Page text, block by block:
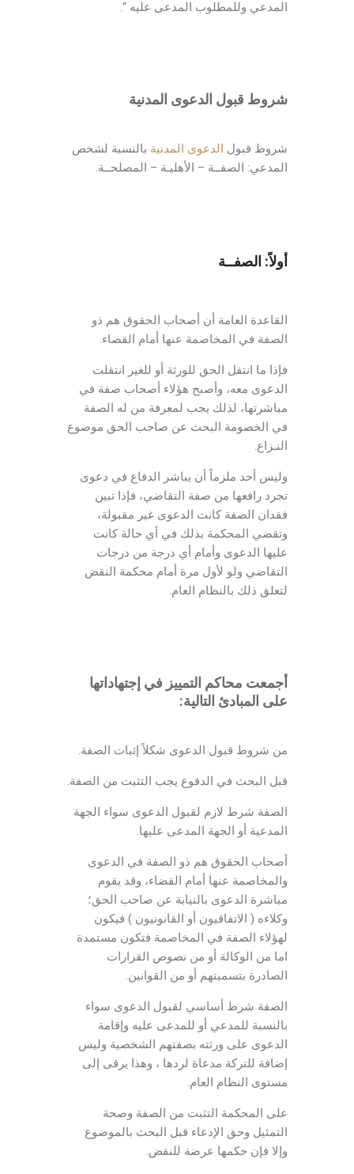
المدعي وللمطلوب المدعى عليه “.
شروط قبول الدعوى المدنية
شروط قبول الدعوى المدنية بالنسبة لشخص
المدعي: الصفــة – الأهليـة – المصلحــة.
أولاً: الصفــة
القاعدة العامة أن أصحاب الحقوق هم ذو
الصفة في المخاصمة عنها أمام القضاء.
فإذا ما انتقل الحق للورثة أو للغير انتقلت
الدعوى معه، وأصبح هؤلاء أصحاب صفة في
مباشرتها، لذلك يجب لمعرفة من له الصفة
في الخصومة البحث عن صاحب الحق موضوع
النـزاع.
وليس أحد ملزماً أن يباشر الدفاع في دعوى
تجرد رافعها من صفة التقاضي، فإذا تبين
فقدان الصفة كانت الدعوى غير مقبولة،
وتقضي المحكمة بذلك في أي حالة كانت
عليها الدعوى وأمام أي درجة من درجات
التقاضي ولو لأول مرة أمام محكمة النقض
لتعلق ذلك بالنظام العام.
أجمعت محاكم التمييز في إجتهاداتها
على المبادئ التالية:
من شروط قبول الدعوى شكلاً إثبات الصفة.
قبل البحث في الدفوع يجب التثبت من الصفة.
الصفة شرط لازم لقبول الدعوى سواء الجهة
المدعية أو الجهة المدعى عليها.
أصحاب الحقوق هم ذو الصفة في الدعوى
والمخاصمة عنها أمام القضاء، وقد يقوم
مباشرة الدعوى بالنيابة عن صاحب الحق؛
وكلاءه ( الاتفاقيون أو القانونيون ) فيكون
لهؤلاء الصفة في المخاصمة فتكون مستمدة
اما من الوكالة أو من نصوص القرارات
الصادرة بتسميتهم أو من القوانين.
الصفة شرط أساسي لقبول الدعوى سواء
بالنسبة للمدعي أو للمدعى عليه وإقامة
الدعوى على ورثته بصفتهم الشخصية وليس
إضافة للتركة مدعاة لردها ، وهذا يرقى إلى
مستوى النظام العام.
على المحكمة التثبت من الصفة وصحة
التمثيل وحق الإدعاء قبل البحث بالموضوع
وإلا فإن حكمها عرضة للنقض.